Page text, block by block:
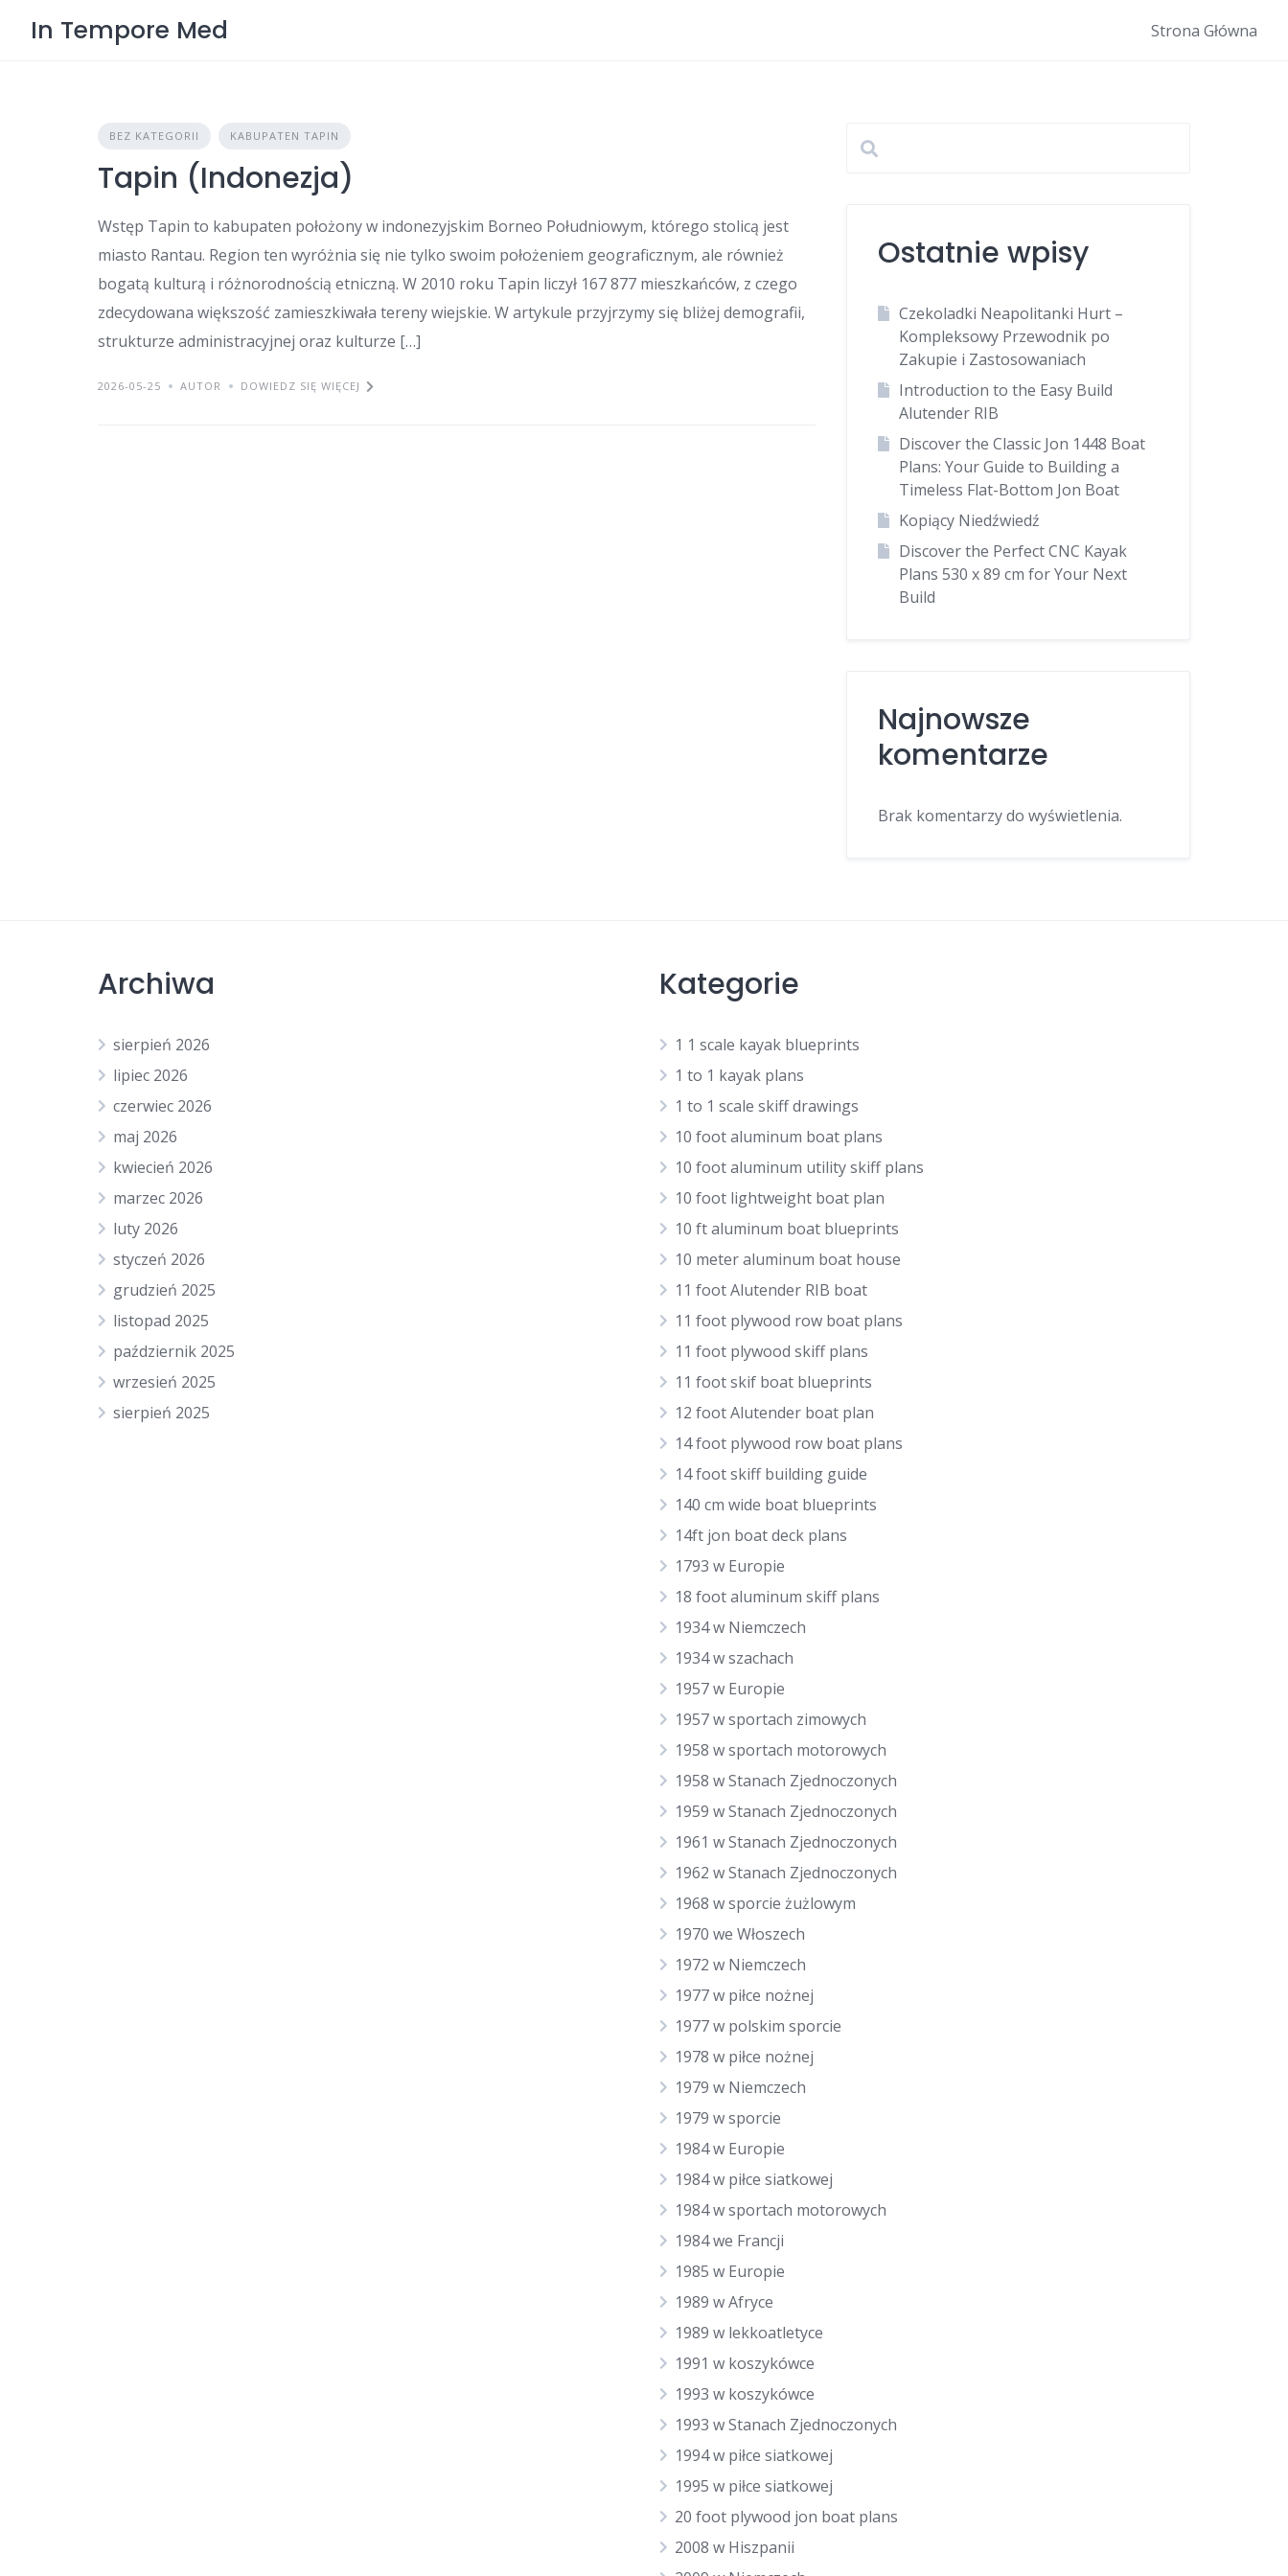
In Tempore Med Strona Główna
BEZ KATEGORII KABUPATEN TAPIN
Tapin (Indonezja)
Wstęp Tapin to kabupaten położony w indonezyjskim Borneo Południowym, którego stolicą jest
miasto Rantau. Region ten wyróżnia się nie tylko swoim położeniem geograficznym, ale również
bogatą kulturą i różnorodnością etniczną. W 2010 roku Tapin liczył 167 877 mieszkańców, z czego
zdecydowana większość zamieszkiwała tereny wiejskie. W artykule przyjrzymy się bliżej demografii,
strukturze administracyjnej oraz kulturze […]
2026-05-25 AUTOR DOWIEDZ SIĘ WIĘCEJ
Ostatnie wpisy
Czekoladki Neapolitanki Hurt –
Kompleksowy Przewodnik po
Zakupie i Zastosowaniach
Introduction to the Easy Build
Alutender RIB
Discover the Classic Jon 1448 Boat
Plans: Your Guide to Building a
Timeless Flat-Bottom Jon Boat
Kopiący Niedźwiedź
Discover the Perfect CNC Kayak
Plans 530 x 89 cm for Your Next
Build
Najnowsze
komentarze
Brak komentarzy do wyświetlenia.
Archiwa
sierpień 2026
lipiec 2026
czerwiec 2026
maj 2026
kwiecień 2026
marzec 2026
luty 2026
styczeń 2026
grudzień 2025
listopad 2025
październik 2025
wrzesień 2025
sierpień 2025
Kategorie
1 1 scale kayak blueprints
1 to 1 kayak plans
1 to 1 scale skiff drawings
10 foot aluminum boat plans
10 foot aluminum utility skiff plans
10 foot lightweight boat plan
10 ft aluminum boat blueprints
10 meter aluminum boat house
11 foot Alutender RIB boat
11 foot plywood row boat plans
11 foot plywood skiff plans
11 foot skif boat blueprints
12 foot Alutender boat plan
14 foot plywood row boat plans
14 foot skiff building guide
140 cm wide boat blueprints
14ft jon boat deck plans
1793 w Europie
18 foot aluminum skiff plans
1934 w Niemczech
1934 w szachach
1957 w Europie
1957 w sportach zimowych
1958 w sportach motorowych
1958 w Stanach Zjednoczonych
1959 w Stanach Zjednoczonych
1961 w Stanach Zjednoczonych
1962 w Stanach Zjednoczonych
1968 w sporcie żużlowym
1970 we Włoszech
1972 w Niemczech
1977 w piłce nożnej
1977 w polskim sporcie
1978 w piłce nożnej
1979 w Niemczech
1979 w sporcie
1984 w Europie
1984 w piłce siatkowej
1984 w sportach motorowych
1984 we Francji
1985 w Europie
1989 w Afryce
1989 w lekkoatletyce
1991 w koszykówce
1993 w koszykówce
1993 w Stanach Zjednoczonych
1994 w piłce siatkowej
1995 w piłce siatkowej
20 foot plywood jon boat plans
2008 w Hiszpanii